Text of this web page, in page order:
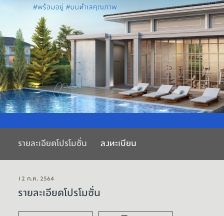
รายละเอียดโปรโมชั่น ลงทะเบียน
12 ก.ค. 2564
รายละเอียดโปรโมชั่น